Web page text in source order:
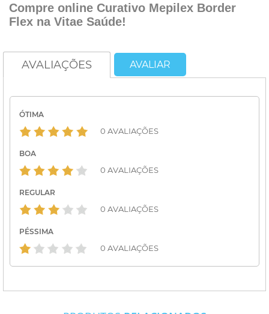
Compre online Curativo Mepilex Border
Flex na Vitae Saúde!
AVALIAÇÕES AVALIAR
ÓTIMA
0 AVALIAÇÕES
BOA
0 AVALIAÇÕES
REGULAR
0 AVALIAÇÕES
PÉSSIMA
0 AVALIAÇÕES